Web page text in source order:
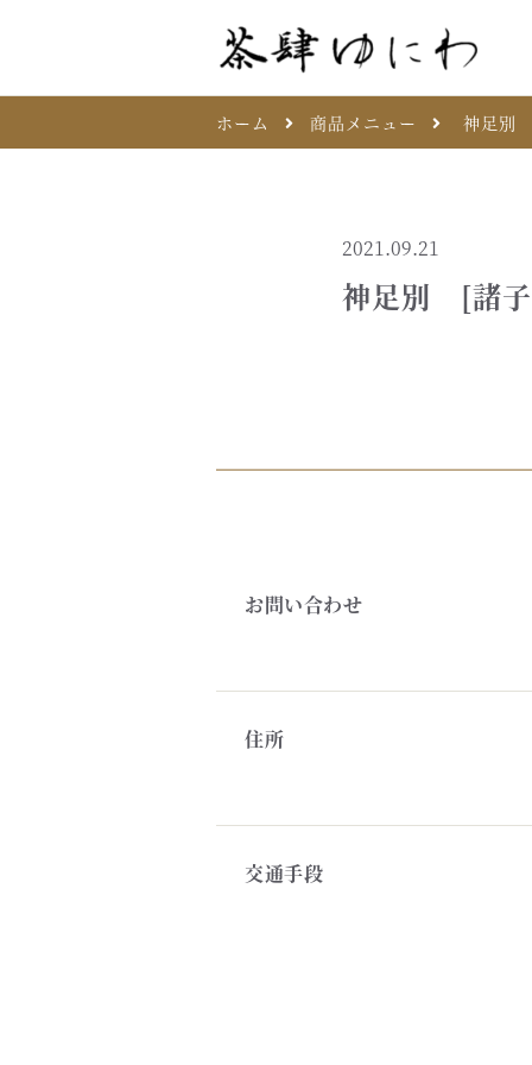
ホーム 商品メニュー 神足別
2021.09.21
神足別 [諸
お問い合わせ
住所
交通手段